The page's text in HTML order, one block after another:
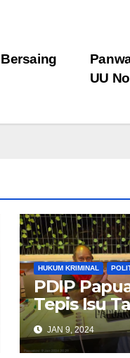
UU
HUKUM KRIMINAL
PDIP
Tepis Isu
JAN 9, 2024